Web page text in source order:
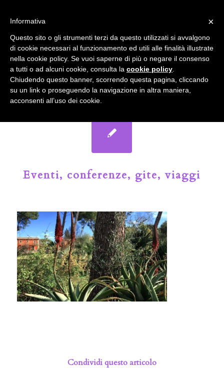
Il Blog del Garden Club di Bologna
Eventi, conferenze, gite, viaggi
Condividi questo articolo
accetta l'uso dei cookies previsto nella pagina dedicata.
Fai clic per abilitare/disabilitare il tracciamento di
Google Analytics.
OK Privacy e cookie policy
×
Informativa
Questo sito o gli strumenti terzi da questo utilizzati si avvalgono
di cookie necessari al funzionamento ed utili alle finalità illustrate
nella cookie policy. Se vuoi saperne di più o negare il consenso
a tutti o ad alcuni cookie, consulta la cookie policy
Chiudendo questo banner, scorrendo questa pagina, cliccando
su un link o proseguendo la navigazione in altra maniera,
acconsenti all’uso dei cookie.